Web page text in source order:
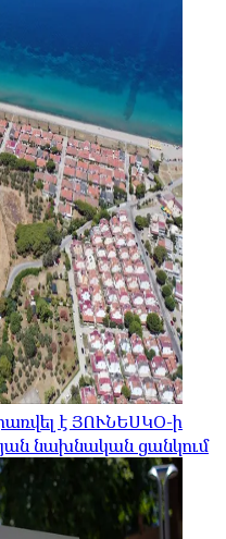
է ՅՈՒՆԵՍԿՕ-ի
նախնական ցանկում